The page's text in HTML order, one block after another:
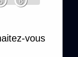
vous